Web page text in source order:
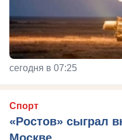
сегодня в 07:25
Спорт
«Ростов» сыграл